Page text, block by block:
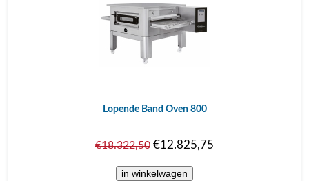
Lopende Band Oven 800
€18.322,50 €12.825,75